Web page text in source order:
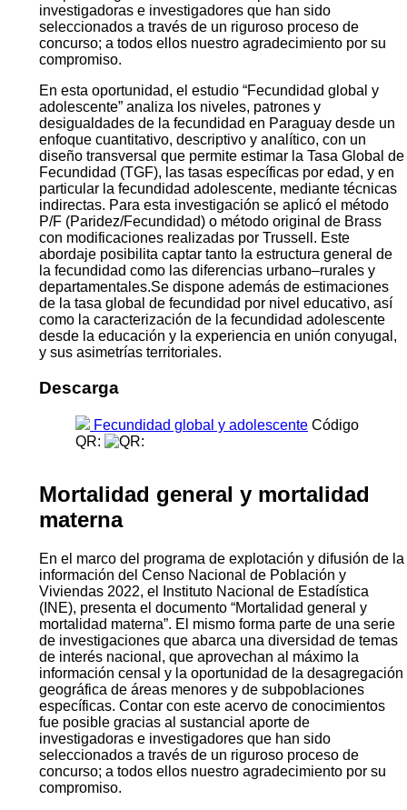
investigadoras e investigadores que han sido
seleccionados a través de un riguroso proceso de
concurso; a todos ellos nuestro agradecimiento por su
compromiso.
En esta oportunidad, el estudio “Fecundidad global y
adolescente” analiza los niveles, patrones y
desigualdades de la fecundidad en Paraguay desde un
enfoque cuantitativo, descriptivo y analítico, con un
diseño transversal que permite estimar la Tasa Global de
Fecundidad (TGF), las tasas específicas por edad, y en
particular la fecundidad adolescente, mediante técnicas
indirectas. Para esta investigación se aplicó el método
P/F (Paridez/Fecundidad) o método original de Brass
con modificaciones realizadas por Trussell. Este
abordaje posibilita captar tanto la estructura general de
la fecundidad como las diferencias urbano–rurales y
departamentales.Se dispone además de estimaciones
de la tasa global de fecundidad por nivel educativo, así
como la caracterización de la fecundidad adolescente
desde la educación y la experiencia en unión conyugal,
y sus asimetrías territoriales.
Descarga
Fecundidad global y adolescente Código
QR:
Mortalidad general y mortalidad
materna
En el marco del programa de explotación y difusión de la
información del Censo Nacional de Población y
Viviendas 2022, el Instituto Nacional de Estadística
(INE), presenta el documento “Mortalidad general y
mortalidad materna”. El mismo forma parte de una serie
de investigaciones que abarca una diversidad de temas
de interés nacional, que aprovechan al máximo la
información censal y la oportunidad de la desagregación
geográfica de áreas menores y de subpoblaciones
específicas. Contar con este acervo de conocimientos
fue posible gracias al sustancial aporte de
investigadoras e investigadores que han sido
seleccionados a través de un riguroso proceso de
concurso; a todos ellos nuestro agradecimiento por su
compromiso.